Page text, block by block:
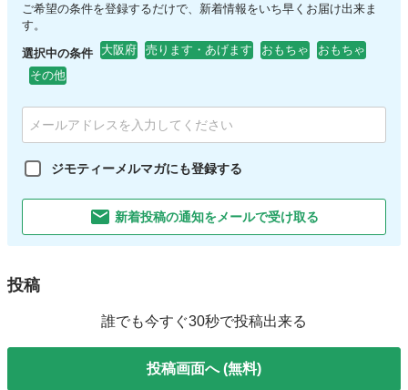
ご希望の条件を登録するだけで、新着情報をいち早くお届け出来ま
す。
選択中の条件 大阪府 売ります・あげます おもちゃ
おもちゃ
その他
ジモティーメルマガにも登録する
新着投稿の通知をメールで受け取る
投稿
誰でも今すぐ30秒で投稿出来る
投稿画面へ (無料)